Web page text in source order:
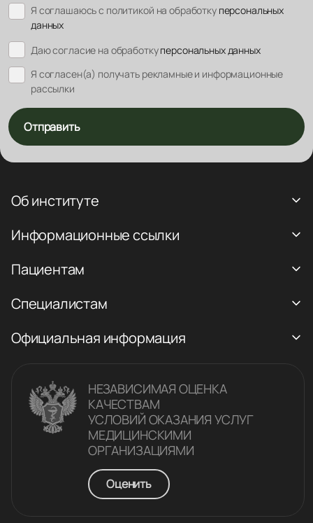
Я соглашаюсь с политикой на обработку персональных
данных
Даю согласие на обработкуперсональных данных
Я согласен(а) получать рекламные и информационные
рассылки
Отправить
Об институте
Информационные ссылки
Пациентам
Специалистам
Официальная информация
НЕЗАВИСИМАЯ ОЦЕНКА
КАЧЕСТВАM
УСЛОВИЙ ОКАЗАНИЯ УСЛУГ
МЕДИЦИНСКИМИ
ОРГАНИЗАЦИЯМИ
Оценить